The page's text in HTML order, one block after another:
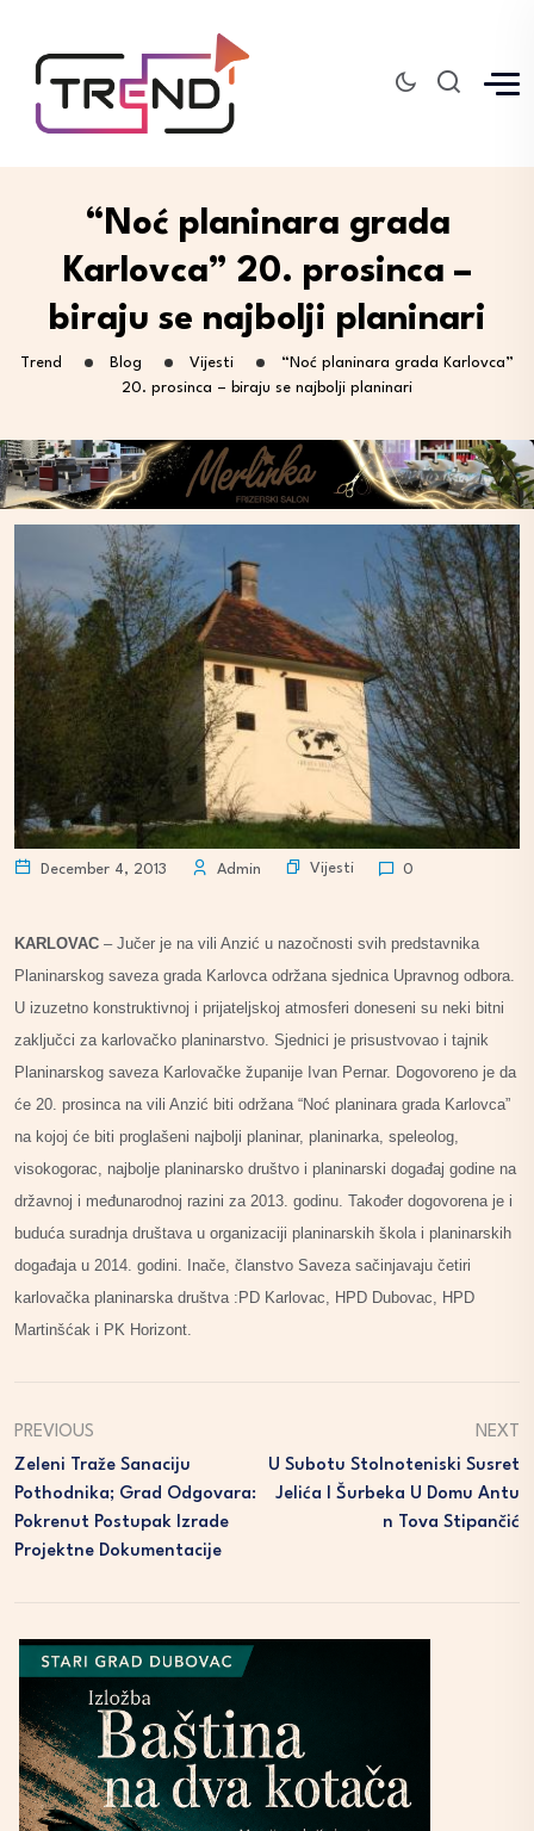
“Noć planinara grada
Karlovca” 20. prosinca –
biraju se najbolji planinari
Trend Blog Vijesti
“Noć planinara grada Karlovca”
20. prosinca – biraju se najbolji planinari
December 4, 2013 Admin Vijesti 0
KARLOVAC – Jučer je na vili Anzić u nazočnosti svih predstavnika
Planinarskog saveza grada Karlovca održana sjednica Upravnog odbora.
U izuzetno konstruktivnoj i prijateljskoj atmosferi doneseni su neki bitni
zaključci za karlovačko planinarstvo. Sjednici je prisustvovao i tajnik
Planinarskog saveza Karlovačke županije Ivan Pernar. Dogovoreno je da
će 20. prosinca na vili Anzić biti održana “Noć planinara grada Karlovca”
na kojoj će biti proglašeni najbolji planinar, planinarka, speleolog,
visokogorac, najbolje planinarsko društvo i planinarski događaj godine na
državnoj i međunarodnoj razini za 2013. godinu. Također dogovorena je i
buduća suradnja društava u organizaciji planinarskih škola i planinarskih
događaja u 2014. godini. Inače, članstvo Saveza sačinjavaju četiri
karlovačka planinarska društva :PD Karlovac, HPD Dubovac, HPD
Martinšćak i PK Horizont.
PREVIOUS
Zeleni Traže Sanaciju
Pothodnika; Grad Odgovara:
Pokrenut Postupak Izrade
Projektne Dokumentacije
NEXT
U Subotu Stolnoteniski Susret
Jelića I Šurbeka U Domu Antu
N Tova Stipančić